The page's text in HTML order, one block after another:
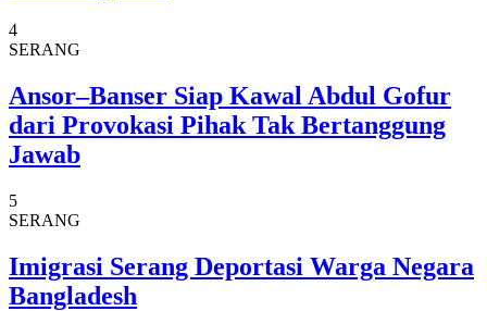
4
SERANG
Ansor–Banser Siap Kawal Abdul Gofur
dari Provokasi Pihak Tak Bertanggung
Jawab
5
SERANG
Imigrasi Serang Deportasi Warga Negara
Bangladesh